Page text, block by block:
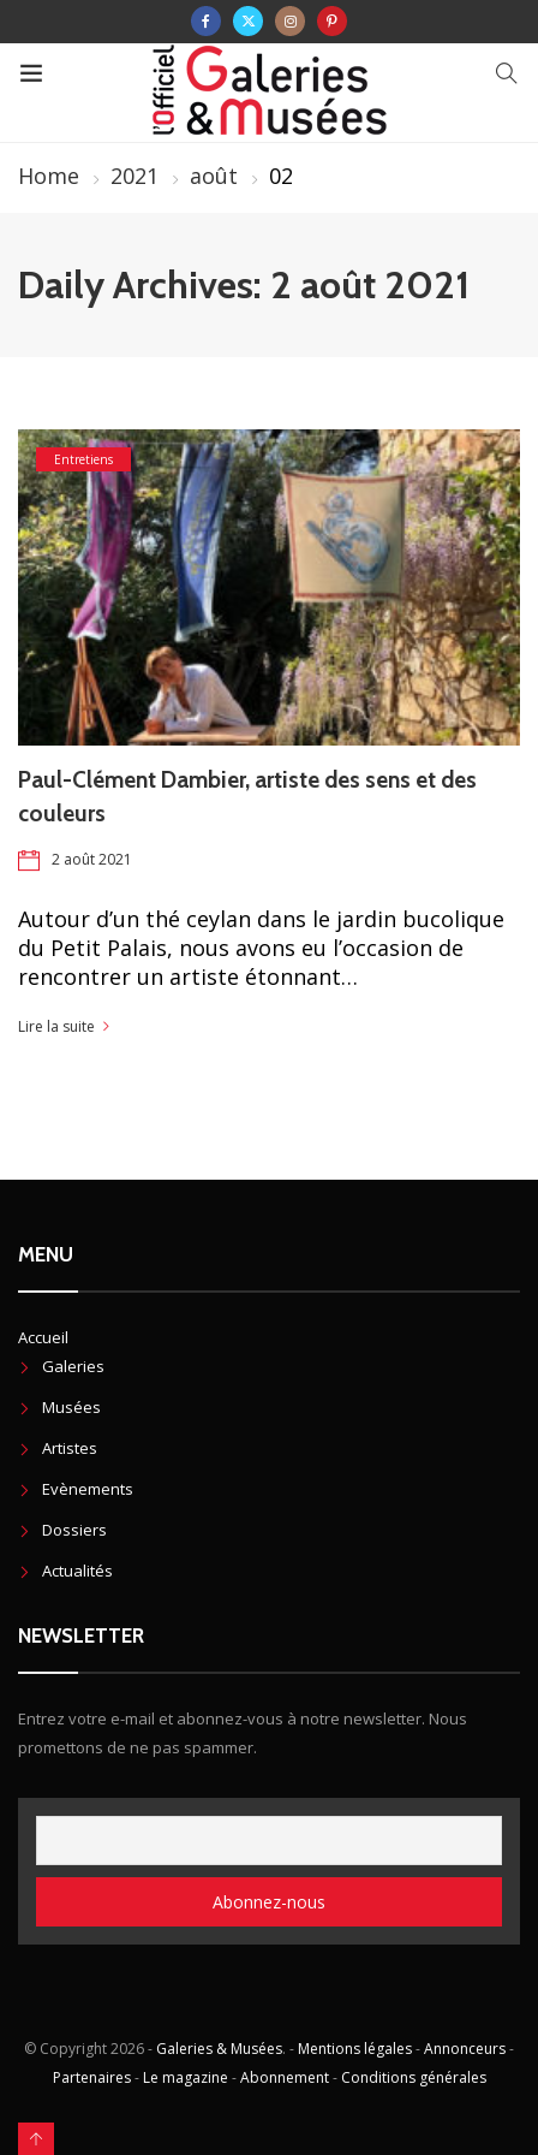
Home 2021 août 02
Daily Archives: 2 août 2021
Entretiens
Paul-Clément Dambier, artiste des sens et des
couleurs
2 août 2021
Autour d’un thé ceylan dans le jardin bucolique
du Petit Palais, nous avons eu l’occasion de
rencontrer un artiste étonnant…
Lire la suite
MENU
Accueil
Galeries
Musées
Artistes
Evènements
Dossiers
Actualités
NEWSLETTER
Entrez votre e-mail et abonnez-vous à notre newsletter. Nous
promettons de ne pas spammer.
© Copyright2026 - Galeries & Musées. - Mentions légales-Annonceurs-
Partenaires- Le magazine -Abonnement- Conditions générales